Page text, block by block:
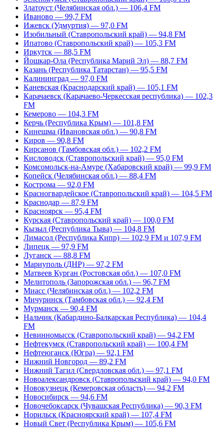
Златоуст (Челябинская обл.) — 106,4 FM
Иваново — 99,7 FM
Ижевск (Удмуртия) — 97,0 FM
Изобильный (Ставропольский край) — 94,8 FM
Ипатово (Ставропольский край) — 105,3 FM
Иркутск — 88,5 FM
Йошкар-Ола (Республика Марий Эл) — 88,7 FM
Казань (Республика Татарстан) — 95,5 FM
Калининград — 97,0 FM
Каневская (Краснодарский край) — 105,1 FM
Карачаевск (Карачаево-Черкесская республика) — 102,3
FM
Кемерово — 104,3 FM
Керчь (Республика Крым) — 101,8 FM
Кинешма (Ивановская обл.) — 90,8 FM
Киров — 90,8 FM
Кирсанов (Тамбовская обл.) — 102,2 FM
Кисловодск (Ставропольский край) — 95,0 FM
Комсомольск-на-Амуре (Хабаровский край) — 99,9 FM
Копейск (Челябинская обл.) — 88,4 FM
Кострома — 92,0 FM
Красногвардейское (Ставропольский край) — 104,5 FM
Краснодар — 87,9 FM
Красноярск — 95,4 FM
Курская (Ставропольский край) — 100,0 FM
Кызыл (Республика Тыва) — 104,8 FM
Лимасол (Республика Кипр) — 102,9 FM и 107,9 FM
Липецк — 97,9 FM
Луганск — 88,8 FM
Мариуполь (ДНР) — 97,2 FM
Матвеев Курган (Ростовская обл.) — 107,0 FM
Мелитополь (Запорожская обл.) — 96,7 FM
Миасс (Челябинская обл.) — 102,2 FM
Мичуринск (Тамбовская обл.) — 92,4 FM
Мурманск — 90,4 FM
Нальчик (Кабардино-Балкарская Республика) — 104,4
FM
Невинномысск (Ставропольский край) — 94,2 FM
Нефтекумск (Ставропольский край) — 100,4 FM
Нефтеюганск (Югра) — 92,1 FM
Нижний Новгород — 89,2 FM
Нижний Тагил (Свердловская обл.) — 97,1 FM
Новоалександровск (Ставропольский край) — 94,0 FM
Новокузнецк (Кемеровская область) — 94,2 FM
Новосибирск — 94,6 FM
Новочебоксарск (Чувашская Республика) — 90,3 FM
Норильск (Красноярский край) — 107,4 FM
Новый Свет (Республика Крым) — 105,6 FM